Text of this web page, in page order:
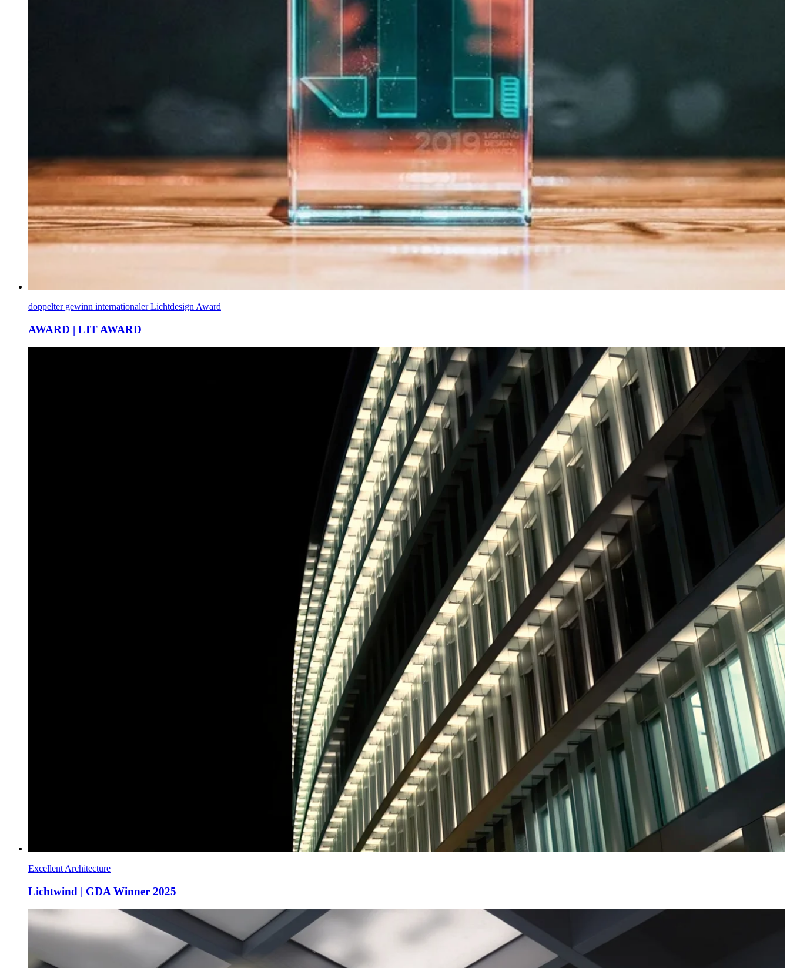
doppelter gewinn internationaler Lichtdesign Award
AWARD | LIT AWARD
Excellent Architecture
Lichtwind | GDA Winner 2025